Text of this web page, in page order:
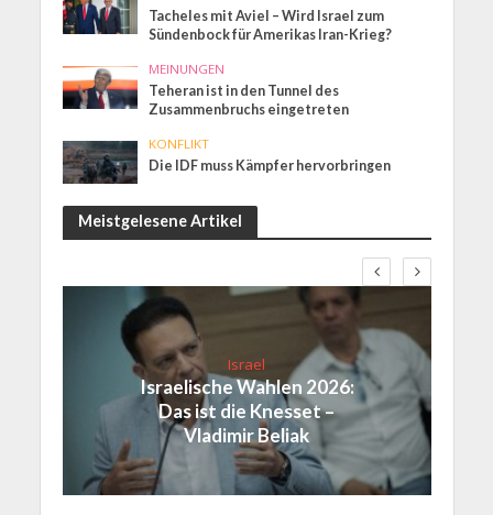
Tacheles mit Aviel – Wird Israel zum
Sündenbock für Amerikas Iran-Krieg?
MEINUNGEN
Teheran ist in den Tunnel des
Zusammenbruchs eingetreten
KONFLIKT
Die IDF muss Kämpfer hervorbringen
Meistgelesene Artikel
Israel
Israelische Wahlen 2026:
Das ist die Knesset –
Vladimir Beliak